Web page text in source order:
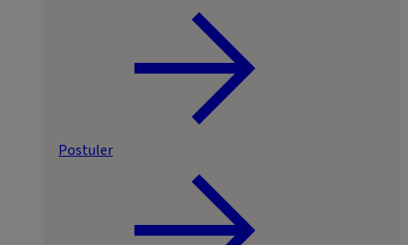
Postuler